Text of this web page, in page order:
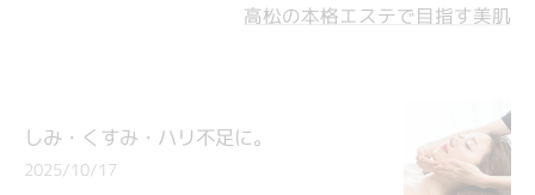
高松の本格エステで目指す美肌
しみ・くすみ・ハリ不足に。
2025/10/17